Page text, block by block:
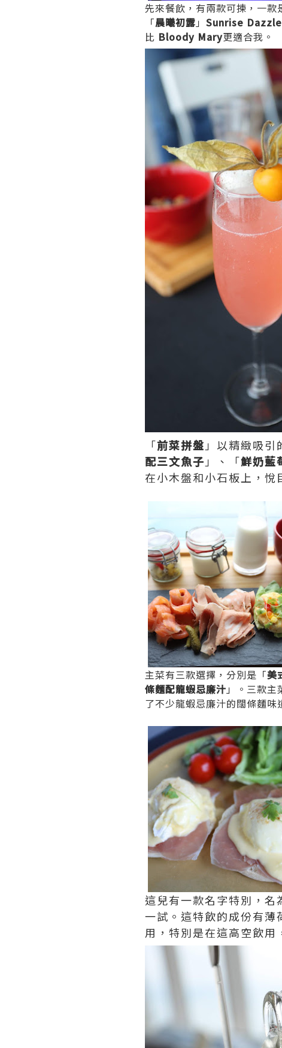
先來餐飲，有兩款可揀，一
「晨曦初露 」 Sunrise Dazzle
比 Bloody Mary更適合我。
「前菜拼盤」以精緻吸引
配三文魚子」、「鮮奶藍
在小木盤和小石板上，悅
主菜有三款選擇，分別是「美
條麵配龍蝦忌廉汁 」。三款
了不少龍蝦忌廉汁的闊條麵味
這兒有一款名字特別，
一試。這特飲的成份有薄
用，特別是在這高空飲用